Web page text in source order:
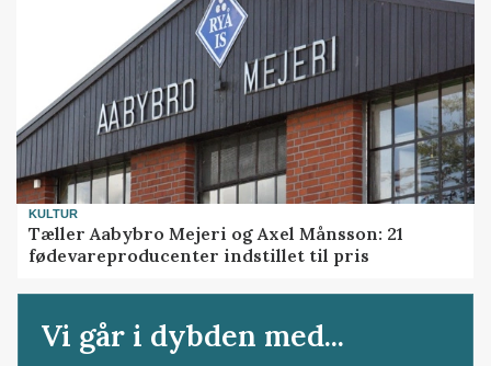
KULTUR
Tæller Aabybro Mejeri og Axel Månsson: 21
fødevareproducenter indstillet til pris
Vi går i dybden med...